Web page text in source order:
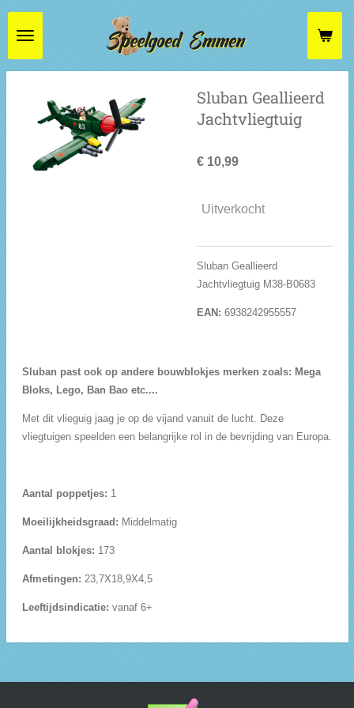
Ga
direct
naar
de
Sluban Geallieerd
Jachtvliegtuig
€ 10,99
Uitverkocht
Sluban Geallieerd
Jachtvliegtuig M38-B0683
EAN: 6938242955557
Sluban past ook op andere bouwblokjes merken zoals: Mega
Bloks, Lego, Ban Bao etc....
Met dit vlieguig jaag je op de vijand vanuit de lucht. Deze
vliegtuigen speelden een belangrijke rol in de bevrijding van Europa.
Aantal poppetjes: 1
Moeilijkheidsgraad: Middelmatig
Aantal blokjes: 173
Afmetingen: 23,7X18,9X4,5
Leeftijdsindicatie: vanaf 6+